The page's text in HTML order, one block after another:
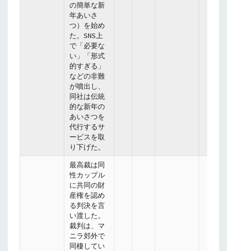
の簡単な新
年あいさ
つ）を始め
た。SNS上
で「必要な
い」「形式
的すぎる」
などの非難
が噴出し、
同社は伝統
的な新年の
あいさつを
代行するサ
ービスを取
り下げた。
最高裁は同
性カップル
に共同の財
産権を認め
る判決を言
い渡した。
裁判は、マ
ニラ郊外で
同棲してい